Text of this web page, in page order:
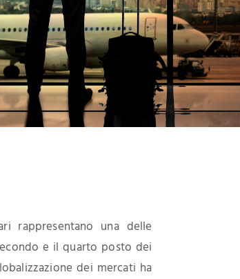
rappresentano una delle
e il quarto posto dei
dei mercati ha